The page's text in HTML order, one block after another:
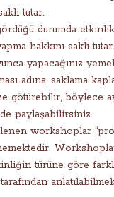
tutar.
durumda
hakkını saklı tutar.
yapacağınız
adına, saklama
götürebilir, böylece
paylaşabilirsiniz.
workshoplar
türüne göre